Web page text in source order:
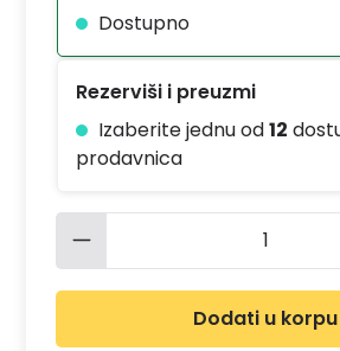
Dostupno
Rezerviši i preuzmi
Izaberite jednu od12
prodavnica
Količina proizvoda:
Dodati u korpu